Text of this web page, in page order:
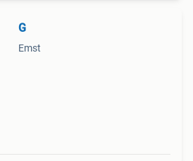
G
Emst